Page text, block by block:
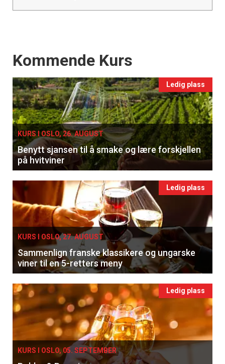
Events
Kommende Kurs
Ledig plass
KURS I OSLO, 26. AUGUST
Benytt sjansen til å smake og lære forskjellen
på hvitviner
Ledig plass
KURS I OSLO, 27. AUGUST
Sammenlign franske klassikere og ungarske
viner til en 5-retters meny
Ledig plass
KURS I OSLO, 05. SEPTEMBER